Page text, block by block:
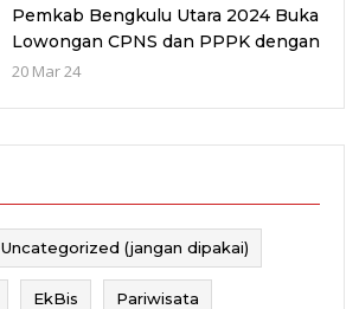
(WBS)
Pemkab Bengkulu Utara 2024 Buka
Lowongan CPNS dan PPPK dengan
Jumlah Formasi yang Menurun
20 Mar 24
Uncategorized (jangan dipakai)
EkBis Pariwisata